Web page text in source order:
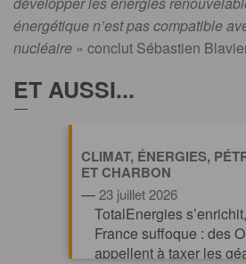
énergétique n’est pas compatible
nucléaire » conclut Sébastien
ET AUSSI...
CLIMAT, ÉNERGIES,
ET CHARBON
—23 juillet 2026
TotalEnergies
France suffoque : des
appellent à taxer les